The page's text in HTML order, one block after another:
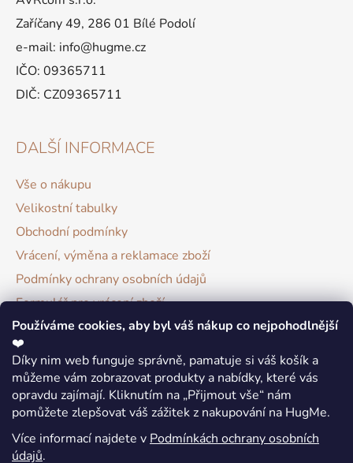
Používáme cookies, aby byl váš nákup co nejpohodlnější
❤️
Díky nim web funguje správně, pamatuje si váš košík a
můžeme vám zobrazovat produkty a nabídky, které vás
opravdu zajímají. Kliknutím na „Přijmout vše“ nám
pomůžete zlepšovat váš zážitek z nakupování na HugMe.
Více informací najdete v Podmínkách ochrany osobních
údajů.
Zaříčany 49, 286 01 Bílé Podolí
e-mail: info@hugme.cz
IČO: 09365711
DIČ: CZ09365711
DALŠÍ INFORMACE
Vše o nákupu
Velikostní tabulky
Obchodní podmínky
Vrácení, výměna a reklamace zboží
Podmínky ochrany osobních údajů
Formulář pro vrácení zboží
Hodnocení obchodu
INSTAGRAM